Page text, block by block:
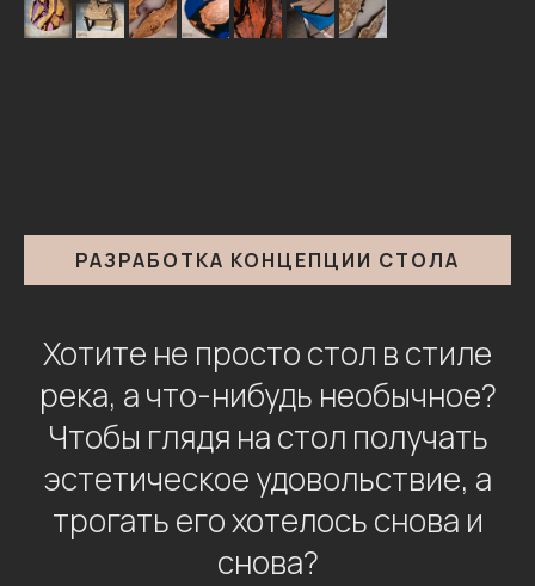
РАЗРАБОТКА КОНЦЕПЦИИ СТОЛА
Хотите не просто стол в стиле
река, а что-нибудь необычное?
Чтобы глядя на стол получать
эстетическое удовольствие, а
трогать его хотелось снова и
снова?